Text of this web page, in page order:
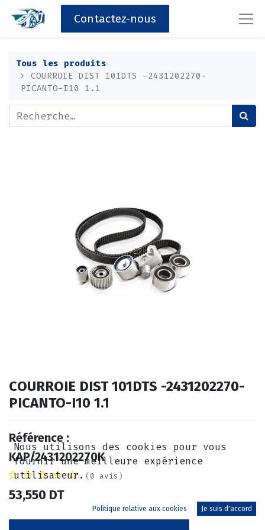
Contactez-nous
Tous les produits
COURROIE DIST 101DTS -2431202270-
PICANTO-I10 1.1
COURROIE DIST 101DTS -2431202270-
PICANTO-I10 1.1
Référence :
KAP/2431202270K
(0 avis)
53,550 DT
Nous utilisons des cookies pour vous
fournir une meilleure expérience
utilisateur.
Politique relative aux cookies Je suis d'accord